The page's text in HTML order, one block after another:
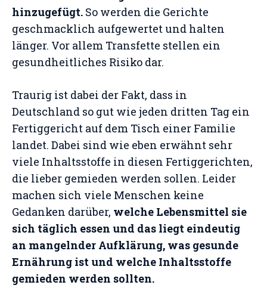
hinzugefügt. So werden die Gerichte
geschmacklich aufgewertet und halten
länger. Vor allem Transfette stellen ein
gesundheitliches Risiko dar.
Traurig ist dabei der Fakt, dass in
Deutschland so gut wie jeden dritten Tag ein
Fertiggericht auf dem Tisch einer Familie
landet. Dabei sind wie eben erwähnt sehr
viele Inhaltsstoffe in diesen Fertiggerichten,
die lieber gemieden werden sollen. Leider
machen sich viele Menschen keine
Gedanken darüber, welche Lebensmittel sie
sich täglich essen und das liegt eindeutig
an mangelnder Aufklärung, was gesunde
Ernährung ist und welche Inhaltsstoffe
gemieden werden sollten.